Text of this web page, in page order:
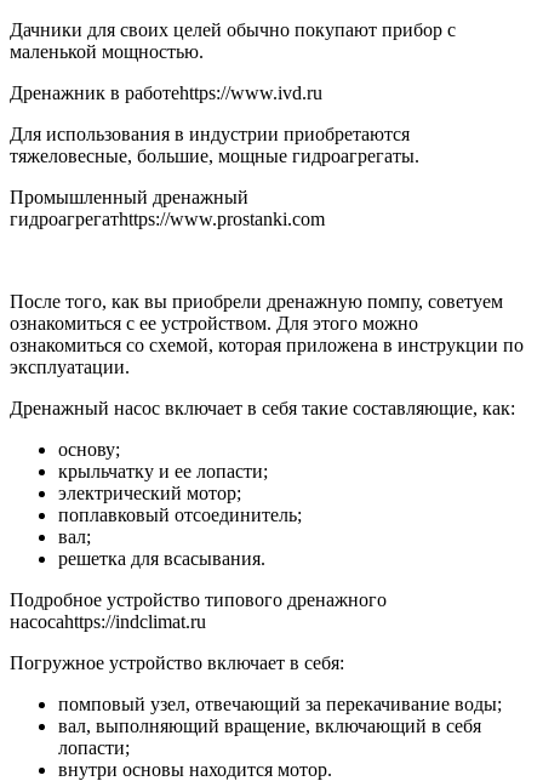
Дачники для своих целей обычно покупают прибор с
маленькой мощностью.
Дренажник в работеhttps://www.ivd.ru
Для использования в индустрии приобретаются
тяжеловесные, большие, мощные гидроагрегаты.
Промышленный дренажный
гидроагрегатhttps://www.prostanki.com
После того, как вы приобрели дренажную помпу, советуем
ознакомиться с ее устройством. Для этого можно
ознакомиться со схемой, которая приложена в инструкции по
эксплуатации.
Дренажный насос включает в себя такие составляющие, как:
основу;
крыльчатку и ее лопасти;
электрический мотор;
поплавковый отсоединитель;
вал;
решетка для всасывания.
Подробное устройство типового дренажного
насосаhttps://indclimat.ru
Погружное устройство включает в себя:
помповый узел, отвечающий за перекачивание воды;
вал, выполняющий вращение, включающий в себя
лопасти;
внутри основы находится мотор.